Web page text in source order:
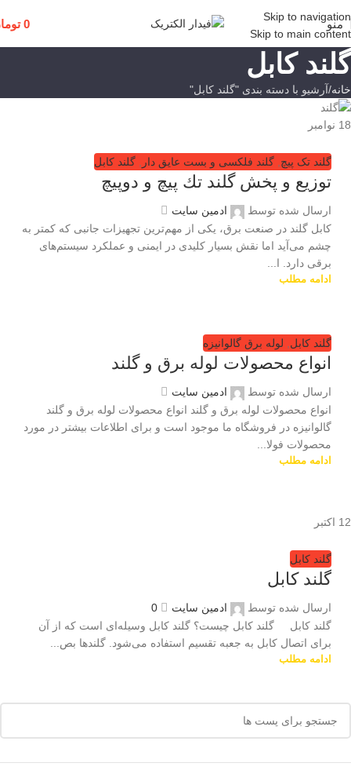
Skip to navigation
Skip to main content
منو 0
گلند کابل
خانه آرشیو با دسته بندی "گلند کابل"
18 نوامبر
گلند تک پیچ, گلند فلكسی و بست عایق دار , گلند کابل
توزیع و پخش گلند تك پيچ و دوپيچ
ارسال شده توسط
ادمین سایت
کابل گلند در صنعت برق، یکی از مهم‌ترین تجهیزات جانبی که کمتر به
چشم می‌آید اما نقش بسیار کلیدی در ایمنی و عملکرد سیستم‌های
برقی دارد. ا...
ادامه مطلب
گلند کابل, لوله برق گالوانیزه
انواع محصولات لوله برق و گلند
ارسال شده توسط
ادمین سایت
انواع محصولات لوله برق و گلند انواع محصولات لوله برق و گلند
گالوانیزه در فروشگاه ما موجود است و برای اطلاعات بیشتر در مورد
محصولات فولا...
ادامه مطلب
12 اکتبر
گلند کابل
گلند كابل
ارسال شده توسط ادمین سایت
0
گلند كابل گلند کابل چیست؟ گلند کابل وسیله‌ای است که از آن
برای اتصال کابل به جعبه تقسیم استفاده می‌شود. گلندها بص...
ادامه مطلب